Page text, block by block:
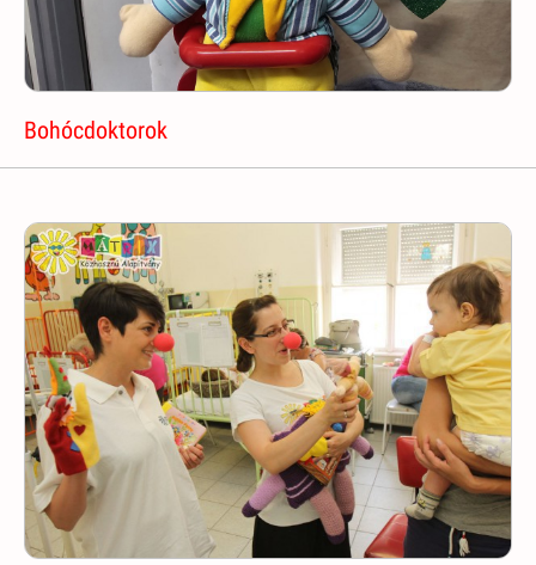
Bohócdoktorok